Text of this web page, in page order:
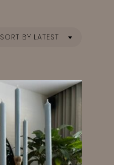
SORT BY LATEST